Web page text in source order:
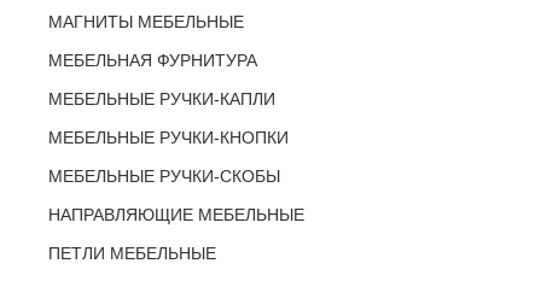
МАГНИТЫ МЕБЕЛЬНЫЕ
МЕБЕЛЬНАЯ ФУРНИТУРА
МЕБЕЛЬНЫЕ РУЧКИ-КАПЛИ
МЕБЕЛЬНЫЕ РУЧКИ-КНОПКИ
МЕБЕЛЬНЫЕ РУЧКИ-СКОБЫ
НАПРАВЛЯЮЩИЕ МЕБЕЛЬНЫЕ
ПЕТЛИ МЕБЕЛЬНЫЕ